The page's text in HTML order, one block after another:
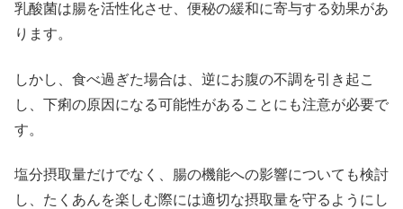
乳酸菌は腸を活性化させ、便秘の緩和に寄与する効果があ
ります。
しかし、食べ過ぎた場合は、逆にお腹の不調を引き起こ
し、下痢の原因になる可能性があることにも注意が必要で
す。
塩分摂取量だけでなく、腸の機能への影響についても検討
し、たくあんを楽しむ際には適切な摂取量を守るようにし